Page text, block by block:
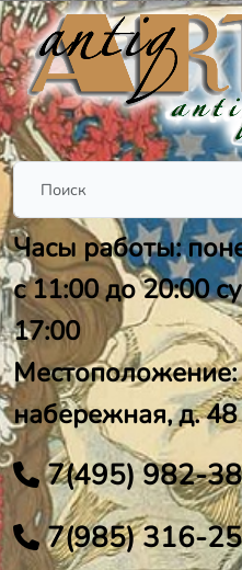
Часы работы:
с 11:00 до 20:00
17:00
набережная, д.
7(495) 982-
7(985) 316-